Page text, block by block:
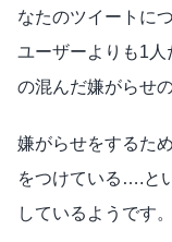
なたのツイートに
ユーザーよりも1
の混んだ嫌がらせ
嫌がらせをするた
をつけている….と
しているようです。